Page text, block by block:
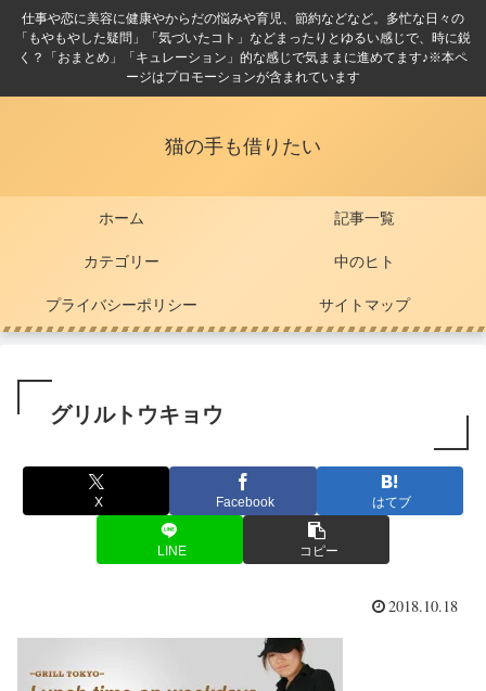
仕事や恋に美容に健康やからだの悩みや育児、節約などなど。多忙な日々の
「もやもやした疑問」「気づいたコト」などまったりとゆるい感じで、時に鋭
く？「おまとめ」「キュレーション」的な感じで気ままに進めてます♪※本ペ
ージはプロモーションが含まれています
猫の手も借りたい
ホーム 記事一覧
カテゴリー 中のヒト
プライバシーポリシー サイトマップ
グリルトウキョウ
X Facebook はてブ
LINE コピー
2018.10.18